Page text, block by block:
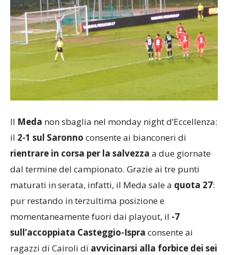
Il Meda non sbaglia nel monday night d’Eccellenza:
il 2-1 sul Saronno consente ai bianconeri di
rientrare in corsa per la salvezza a due giornate
dal termine del campionato. Grazie ai tre punti
maturati in serata, infatti, il Meda sale a quota 27:
pur restando in terzultima posizione e
momentaneamente fuori dai playout, il -7
sull’accoppiata Casteggio-Ispra consente ai
ragazzi di Cairoli di avvicinarsi alla forbice dei sei